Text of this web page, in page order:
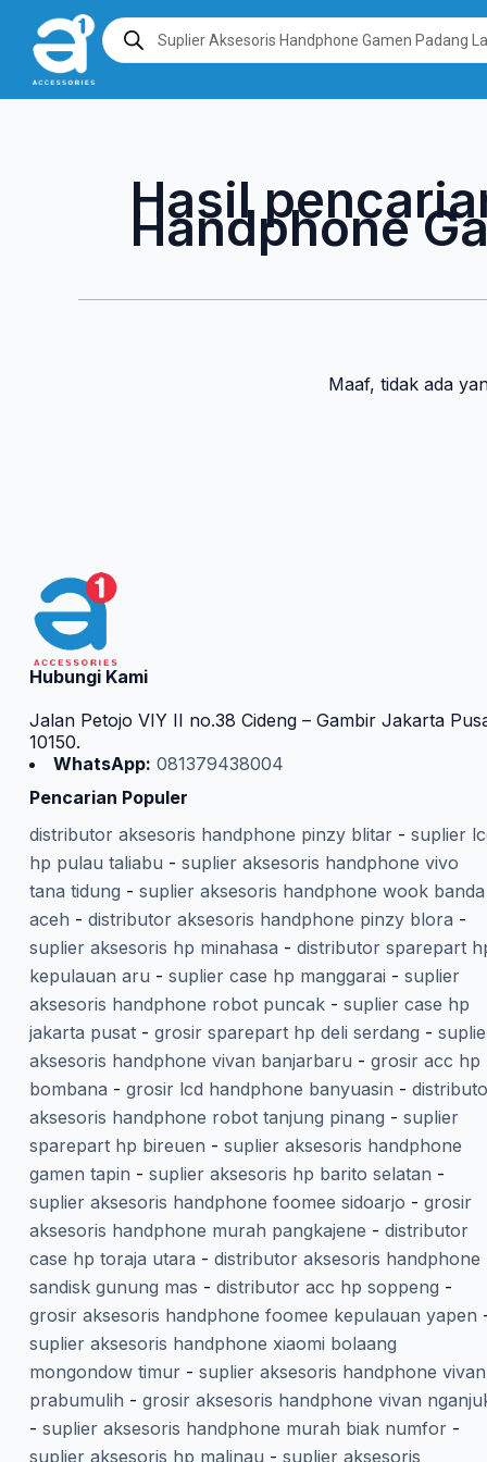
konten
Products
search
Hasil
Handphone
Maaf, tidak ada
Hubungi Kami
Jalan Petojo VIY II no.38 Cideng – Gambir Jakarta
10150.
WhatsApp: 081379438004
Pencarian Populer
distributor aksesoris handphone pinzy blitar- suplier
hp pulau taliabu - suplier aksesoris handphone vivo
tana tidung - suplier aksesoris handphone wook banda
aceh - distributor aksesoris handphone pinzy blora -
suplier aksesoris hp minahasa - distributor sparepart
kepulauan aru - suplier case hp manggarai - suplier
aksesoris handphone robot puncak- suplier case hp
jakarta pusat- grosir sparepart hp deli serdang -
aksesoris handphone vivan banjarbaru - grosir acc hp
bombana - grosir lcd handphone banyuasin -
aksesoris handphone robot tanjung pinang - suplier
sparepart hp bireuen - suplier aksesoris handphone
gamen tapin - suplier aksesoris hp barito selatan -
suplier aksesoris handphone foomee sidoarjo - grosir
aksesoris handphone murah pangkajene - distributor
case hp toraja utara - distributor aksesoris handphone
sandisk gunung mas - distributor acc hp soppeng -
grosir aksesoris handphone foomee kepulauan yapen
suplier aksesoris handphone xiaomi bolaang
mongondow timur- suplier aksesoris handphone vivan
prabumulih - grosir aksesoris handphone vivan
- suplier aksesoris handphone murah biak numfor-
suplier aksesoris hp malinau - suplier aksesoris